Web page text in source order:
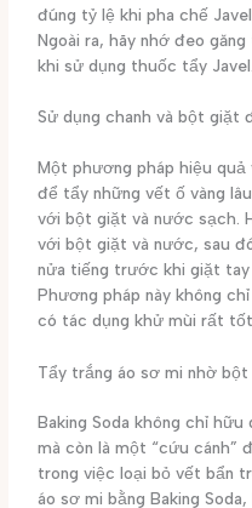
đúng tỷ lệ khi pha chế
Ngoài ra, hãy nhớ đeo
khi sử dụng thuốc tẩy Javel.
Sử dụng chanh và bột giặt
Một phương pháp hiệu
để tẩy những vết ố vàng
với bột giặt và nước sạch.
với bột giặt và nước, sau
nửa tiếng trước khi giặt tay
Phương pháp này không
có tác dụng khử mùi rất tốt.
Tẩy trắng áo sơ mi nhờ bột
Baking Soda không chỉ hữu
mà còn là một “cứu cánh”
trong việc loại bỏ vết bẩn
áo sơ mi bằng Baking